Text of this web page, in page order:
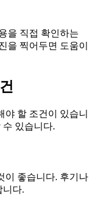
을 직접 확인하는
을 찍어두면 도움이
할 조건이 있습니
수 있습니다.
이 좋습니다. 후기나
니다.